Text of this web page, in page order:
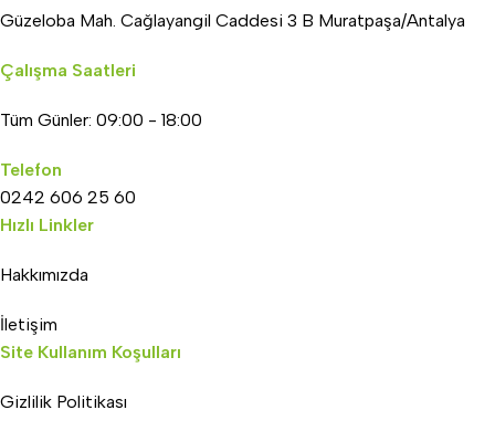
Güzeloba Mah. Cağlayangil Caddesi 3 B Muratpaşa/Antalya
Çalışma Saatleri
Tüm Günler: 09:00 - 18:00
Telefon
0242 606 25 60
Hızlı Linkler
Hakkımızda
İletişim
Site Kullanım Koşulları
Gizlilik Politikası